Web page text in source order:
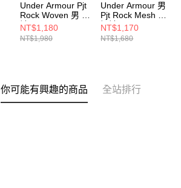
Under Armour Pjt
Rock Woven 男 短
褲 1384217-001
NT$1,180
NT$1,980
Under Armour 男
Pjt Rock Mesh 男
短褲 6006253-002
NT$1,170
NT$1,680
你可能有興趣的商品 全站排行